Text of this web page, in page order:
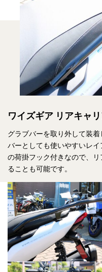
ワイズギア リアキャ
グラブバーを取り外して装
バーとしても使いやすいレ
の荷掛フック付きなので、
ることも可能です。